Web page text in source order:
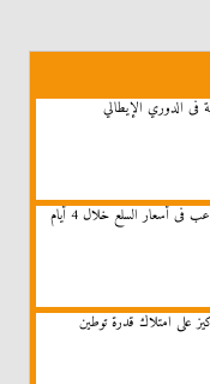
فى الدوري الإيطالي
عاجل.. ضبط 550 مخالفة تلاعب فى أسعار السلع خلال 4 أيام
على امتلاك قدرة توطين